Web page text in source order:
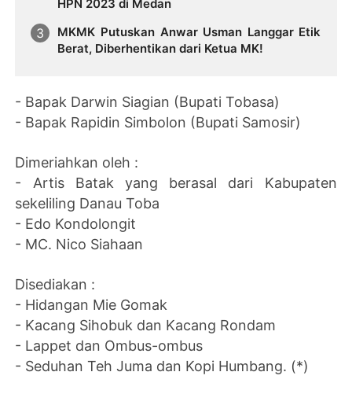
HPN 2023 di Medan
MKMK Putuskan Anwar Usman Langgar Etik
Berat, Diberhentikan dari Ketua MK!
- Bapak Darwin Siagian (Bupati Tobasa)
- Bapak Rapidin Simbolon (Bupati Samosir)
Dimeriahkan oleh :
- Artis Batak yang berasal dari Kabupaten
sekeliling Danau Toba
- Edo Kondolongit
- MC. Nico Siahaan
Disediakan :
- Hidangan Mie Gomak
- Kacang Sihobuk dan Kacang Rondam
- Lappet dan Ombus-ombus
- Seduhan Teh Juma dan Kopi Humbang. (*)